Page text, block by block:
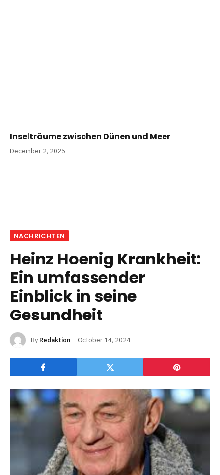
Inselträume zwischen Dünen und Meer
December 2, 2025
NACHRICHTEN
Heinz Hoenig Krankheit:
Ein umfassender
Einblick in seine
Gesundheit
By Redaktion October 14, 2024